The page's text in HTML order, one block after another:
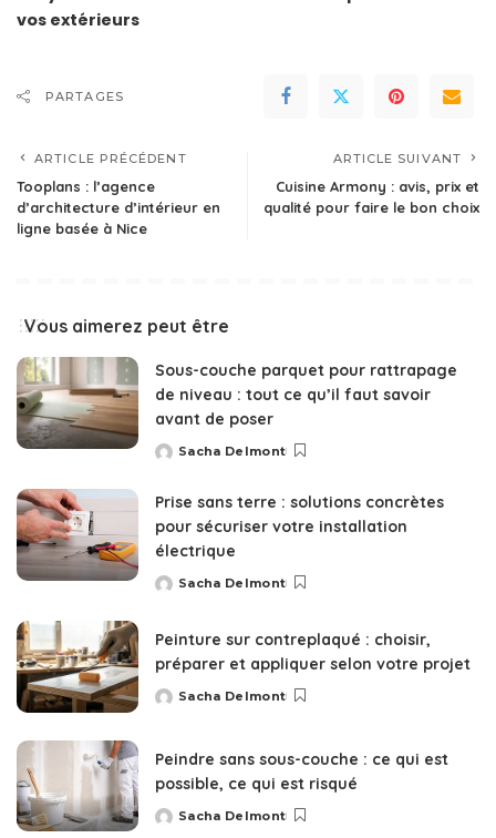
vos extérieurs
PARTAGES
ARTICLE PRÉCÉDENT
Tooplans : l’agence
d’architecture d’intérieur en
ligne basée à Nice
ARTICLE SUIVANT
Cuisine Armony : avis, prix et
qualité pour faire le bon choix
Vous aimerez peut être
Sous-couche parquet pour rattrapage
de niveau : tout ce qu’il faut savoir
avant de poser
Posted
Sacha Delmont
Prise sans terre : solutions concrètes
pour sécuriser votre installation
électrique
Posted
Sacha Delmont
Peinture sur contreplaqué : choisir,
préparer et appliquer selon votre projet
Posted
Sacha Delmont
Peindre sans sous-couche : ce qui est
possible, ce qui est risqué
Posted
Sacha Delmont